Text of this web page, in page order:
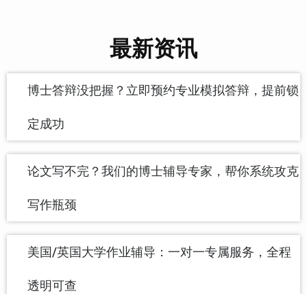
最新资讯
博士答辩没把握？立即预约专业模拟答辩，提前锁
定成功
论文写不完？我们的博士辅导专家，帮你系统攻克
写作瓶颈
美国/英国大学作业辅导：一对一专属服务，全程
透明可查